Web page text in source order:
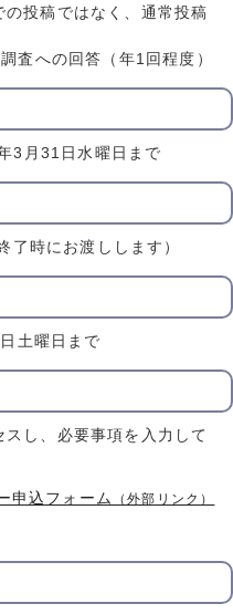
投稿ではなく、通常投稿
査への回答（年1回程度）
3月31日水曜日まで
時にお渡しします）
土曜日まで
し、必要事項を入力して
申込フォーム （外部リンク）